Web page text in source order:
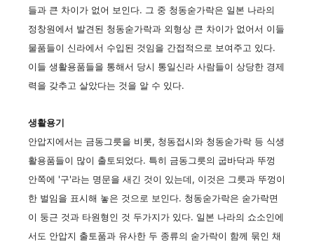
들과 큰 차이가 없어 보인다. 그 중 청동숟가락은 일본 나라의
정창원에서 발견된 청동숟가락과 외형상 큰 차이가 없어서 이들
물품들이 신라에서 수입된 것임을 간접적으로 보여주고 있다.
이들 생활용품들을 통해서 당시 통일신라 사람들이 상당한 경제
력을 갖추고 살았다는 것을 알 수 있다.
생활용기
안압지에서는 금동그릇을 비롯, 청동접시와 청동숟가락 등 식생
활용품들이 많이 출토되었다. 특히 금동그릇의 굽바닥과 뚜껑
안쪽에 '구'라는 명문을 새긴 것이 있는데, 이것은 그릇과 뚜껑이
한 벌임을 표시해 놓은 것으로 보인다. 청동숟가락은 숟가락면
이 둥근 것과 타원형인 것 두가지가 있다. 일본 나라의 쇼소인에
서도 안압지 출토품과 유사한 두 종류의 숟가락이 함께 묶인 채